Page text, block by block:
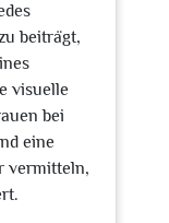
beiträgt,
visuelle
bei
eine
vermitteln,